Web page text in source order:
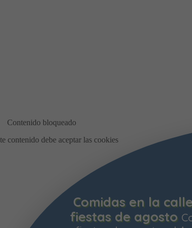
Comidas en la
fiestas de agosto